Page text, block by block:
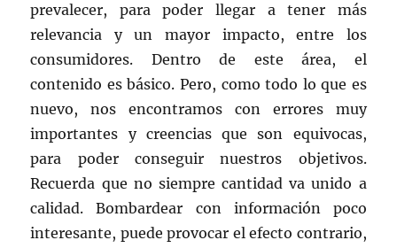
prevalecer, para poder llegar a tener más
relevancia y un mayor impacto, entre los
consumidores. Dentro de este área, el
contenido es básico. Pero, como todo lo que es
nuevo, nos encontramos con errores muy
importantes y creencias que son equivocas,
para poder conseguir nuestros objetivos.
Recuerda que no siempre cantidad va unido a
calidad. Bombardear con información poco
interesante, puede provocar el efecto contrario,